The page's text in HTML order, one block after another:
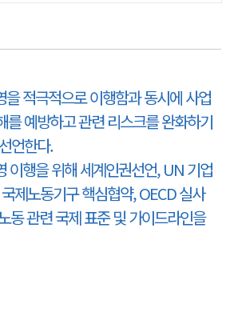
적극적으로 이행함과 동시에 사업
를 예방하고 관련 리스크를 완화하기
언한다.
이행을 위해 세계인권선언, UN 기업
제노동기구 핵심협약, OECD 실사
동 관련 국제 표준 및 가이드라인을